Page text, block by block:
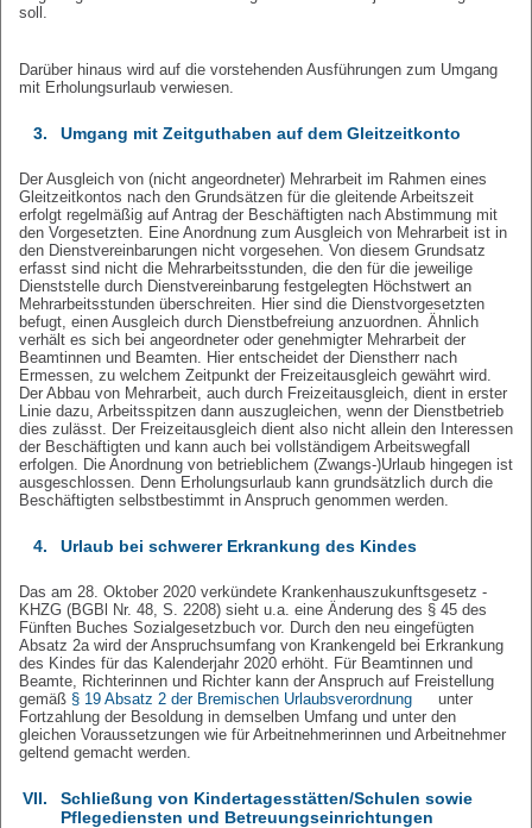
soll.
Darüber hinaus wird auf die vorstehenden Ausführungen zum Umgang
mit Erholungsurlaub verwiesen.
3. Umgang mit Zeitguthaben auf dem Gleitzeitkonto
Der Ausgleich von (nicht angeordneter) Mehrarbeit im Rahmen eines
Gleitzeitkontos nach den Grundsätzen für die gleitende Arbeitszeit
erfolgt regelmäßig auf Antrag der Beschäftigten nach Abstimmung mit
den Vorgesetzten. Eine Anordnung zum Ausgleich von Mehrarbeit ist in
den Dienstvereinbarungen nicht vorgesehen. Von diesem Grundsatz
erfasst sind nicht die Mehrarbeitsstunden, die den für die jeweilige
Dienststelle durch Dienstvereinbarung festgelegten Höchstwert an
Mehrarbeitsstunden überschreiten. Hier sind die Dienstvorgesetzten
befugt, einen Ausgleich durch Dienstbefreiung anzuordnen. Ähnlich
verhält es sich bei angeordneter oder genehmigter Mehrarbeit der
Beamtinnen und Beamten. Hier entscheidet der Dienstherr nach
Ermessen, zu welchem Zeitpunkt der Freizeitausgleich gewährt wird.
Der Abbau von Mehrarbeit, auch durch Freizeitausgleich, dient in erster
Linie dazu, Arbeitsspitzen dann auszugleichen, wenn der Dienstbetrieb
dies zulässt. Der Freizeitausgleich dient also nicht allein den Interessen
der Beschäftigten und kann auch bei vollständigem Arbeitswegfall
erfolgen. Die Anordnung von betrieblichem (Zwangs-)Urlaub hingegen ist
ausgeschlossen. Denn Erholungsurlaub kann grundsätzlich durch die
Beschäftigten selbstbestimmt in Anspruch genommen werden.
4. Urlaub bei schwerer Erkrankung des Kindes
Das am 28. Oktober 2020 verkündete Krankenhauszukunftsgesetz -
KHZG (BGBl Nr. 48, S. 2208) sieht u.a. eine Änderung des § 45 des
Fünften Buches Sozialgesetzbuch vor. Durch den neu eingefügten
Absatz 2a wird der Anspruchsumfang von Krankengeld bei Erkrankung
des Kindes für das Kalenderjahr 2020 erhöht. Für Beamtinnen und
Beamte, Richterinnen und Richter kann der Anspruch auf Freistellung
gemäß § 19 Absatz 2 der Bremischen Urlaubsverordnung
unter
Fortzahlung der Besoldung in demselben Umfang und unter den
gleichen Voraussetzungen wie für Arbeitnehmerinnen und Arbeitnehmer
geltend gemacht werden.
VII.
Schließung von Kindertagesstätten/Schulen sowie
Pflegediensten und Betreuungseinrichtungen